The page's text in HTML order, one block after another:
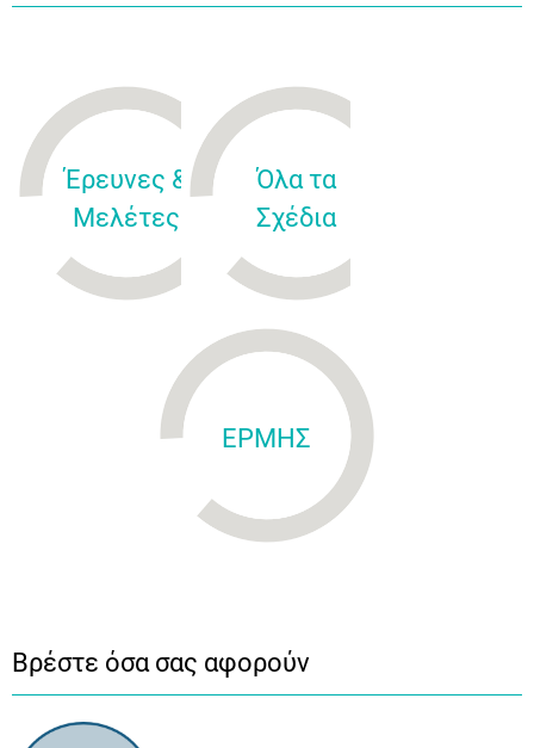
Έρευνες &
Μελέτες
Όλα τα
Σχέδια
ΕΡΜΗΣ
Βρέστε όσα σας αφορούν